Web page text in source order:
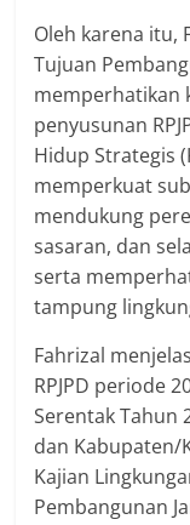
Oleh karena itu,
Tujuan
memperhatikan
penyusunan
Hidup Strategis
memperkuat
mendukung
sasaran, dan
serta
tampung
Fahrizal
RPJPD periode
Serentak Tahun
dan Kabupaten/
Kajian
Pembangunan